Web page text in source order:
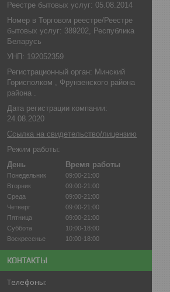
Реестре бытовых услуг: 05.08.2014
Номер в Торговом реестре/Реестре
бытовых услуг: 389202, Республика
Беларусь
УНП: 192052359
Регистрационный орган: Минский
Горисполком , Фрунзенского района
района .
Дата регистрации компании:
24.08.2020
Ссылка на свидетельство/лицензию
Режим работы:
День
Время работы
Понедельник
09:00-21:00
Вторник
09:00-21:00
Среда
09:00-21:00
Четверг
09:00-21:00
Пятница
09:00-21:00
Суббота
10:00-18:00
Воскресенье
10:00-18:00
КОНТАКТЫ